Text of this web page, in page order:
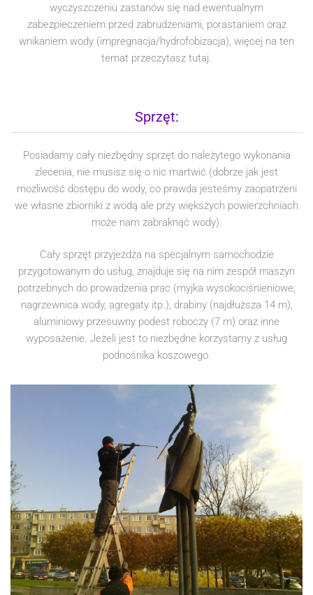
wyczyszczeniu zastanów się nad ewentualnym
zabezpieczeniem przed zabrudzeniami, porastaniem oraz
wnikaniem wody (impregnacja/hydrofobizacja), więcej na ten
temat przeczytasz tutaj.
Sprzęt:
Posiadamy cały niezbędny sprzęt do należytego wykonania
zlecenia, nie musisz się o nic martwić (dobrze jak jest
możliwość dostępu do wody, co prawda jesteśmy zaopatrzeni
we własne zbiorniki z wodą ale przy większych powierzchniach
może nam zabraknąć wody).
Cały sprzęt przyjeżdża na specjalnym samochodzie
przygotowanym do usług, znajduje się na nim zespół maszyn
potrzebnych do prowadzenia prac (myjka wysokociśnieniowe,
nagrzewnica wody, agregaty itp.), drabiny (najdłuższa 14 m),
aluminiowy przesuwny podest roboczy (7 m) oraz inne
wyposażenie. Jeżeli jest to niezbędne korzystamy z usług
podnośnika koszowego.